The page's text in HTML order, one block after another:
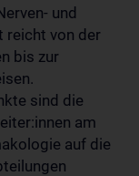
und
reicht von der
bis zur
sind die
am
auf die